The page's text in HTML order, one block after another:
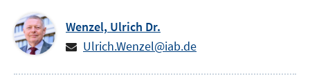
Wenzel, Ulrich Dr.
Ulrich.Wenzel@iab.de